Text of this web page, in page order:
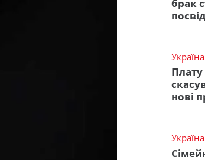
брак
Україна
Плату
нові
Україна